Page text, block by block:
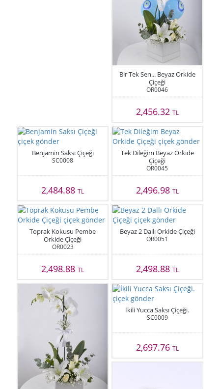
Bir Tek Sen... Beyaz Orkide
Çiçeği
OR0046
2,456.32 TL
Benjamin Saksı Çiçeği
SC0008
2,484.88TL
Tek Dileğim Beyaz Orkide
Çiçeği
OR0045
2,496.98 TL
Toprak Kokusu Pembe
Orkide Çiçeği
OR0023
2,498.88TL
Beyaz 2 Dallı Orkide Çiçeği
OR0051
2,498.88 TL
İkili Yucca Saksı Çiçeği.
SC0009
2,697.76 TL